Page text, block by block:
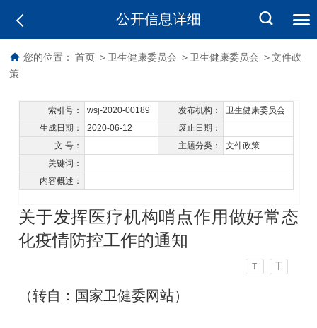
公开信息详细
您的位置： 首页 > 卫生健康委员会 > 卫生健康委员会 > 文件政
策
索引号： wsj-2020-00189 发布机构：
卫生健康委员会
生成日期：
2020-06-12
废止日期：
文 号：
主题分类：
文件政策
关键词：
内容概述：
关于发挥医疗机构哨点作用做好常态
化疫情防控工作的通知
T T
（转自：国家卫健委网站）